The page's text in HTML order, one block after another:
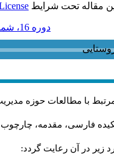
مقاله تحت شرایط
دوره 16، شماره 48 و ضميمه - ( ضميمه 48 1396 )
با مطالعات حوزه
فارسی، مقدمه، چارچوب
زير در آن رعايت گردد: